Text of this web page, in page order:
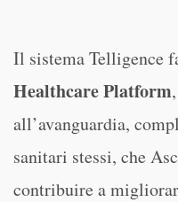
Il sistema Telligence
Healthcare Platform
all’avanguardia,
sanitari stessi, che
contribuire a